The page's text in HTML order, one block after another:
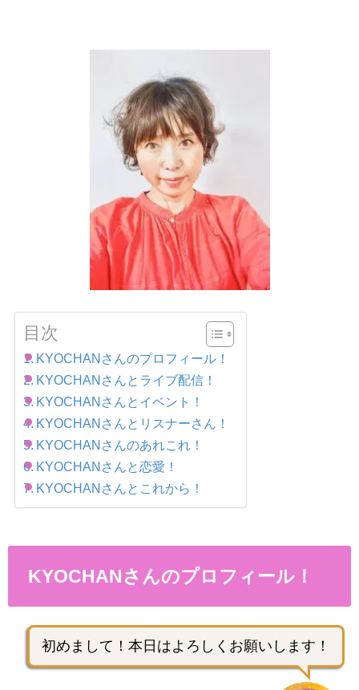
目次
KYOCHANさんのプロフィール！
KYOCHANさんとライブ配信！
KYOCHANさんとイベント！
KYOCHANさんとリスナーさん！
KYOCHANさんのあれこれ！
KYOCHANさんと恋愛！
KYOCHANさんとこれから！
KYOCHANさんのプロフィール！
初めまして！本日はよろしくお願いします！